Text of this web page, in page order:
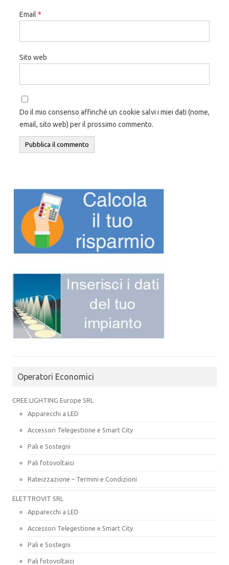
Email *
Sito web
Do il mio consenso affinché un cookie salvi i miei dati (nome,
email, sito web) per il prossimo commento.
Operatori Economici
CREE LIGHTING Europe SRL
Apparecchi a LED
Accessori Telegestione e Smart City
Pali e Sostegni
Pali fotovoltaici
Rateizzazione – Termini e Condizioni
ELETTROVIT SRL
Apparecchi a LED
Accessori Telegestione e Smart City
Pali e Sostegni
Pali fotovoltaici